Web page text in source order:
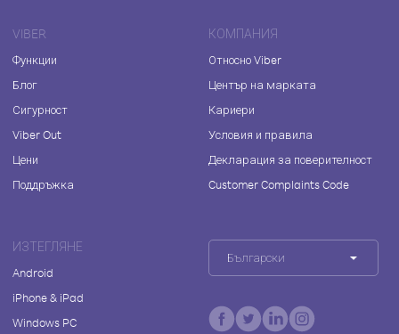
VIBER
Функции
Блог
Сигурност
Viber Out
Цени
Поддръжка
КОМПАНИЯ
Относно Viber
Център на марката
Кариери
Условия и правила
Декларация за поверителност
Customer Complaints Code
ИЗТЕГЛЯНЕ
Android
iPhone & iPad
Windows PC
Български